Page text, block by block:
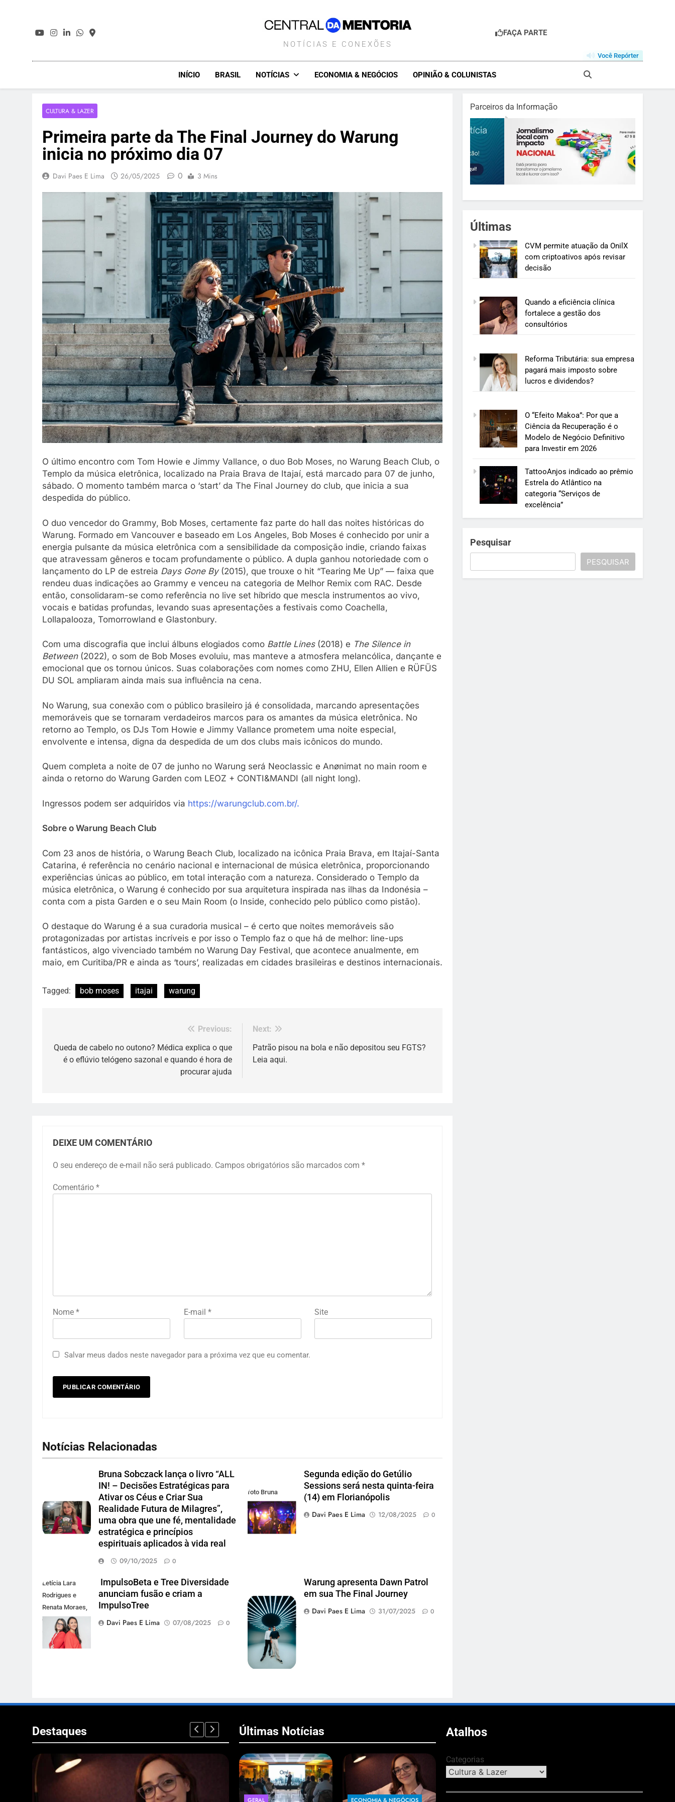
CENTRALDAMENTORIA.COM.BR
NOTÍCIAS E CONEXÕES
FAÇA PARTE
Você Repórter
INÍCIO BRASIL NOTÍCIAS ECONOMIA & NEGÓCIOS OPINIÃO & COLUNISTAS
CULTURA & LAZER
Primeira parte da The Final Journey do Warung
inicia no próximo dia 07
Davi Paes E Lima 26/05/2025 0 3 Mins
O último encontro com Tom Howie e Jimmy Vallance, o duo Bob Moses, no Warung Beach Club, o
Templo da música eletrônica, localizado na Praia Brava de Itajaí, está marcado para 07 de junho,
sábado. O momento também marca o ‘start’ da The Final Journey do club, que inicia a sua
despedida do público.
O duo vencedor do Grammy, Bob Moses, certamente faz parte do hall das noites históricas do
Warung. Formado em Vancouver e baseado em Los Angeles, Bob Moses é conhecido por unir a
energia pulsante da música eletrônica com a sensibilidade da composição indie, criando faixas
que atravessam gêneros e tocam profundamente o público. A dupla ganhou notoriedade com o
lançamento do LP de estreia Days Gone By(2015), que trouxe o hit “Tearing Me Up” — faixa que
rendeu duas indicações ao Grammy e venceu na categoria de Melhor Remix com RAC. Desde
então, consolidaram-se como referência no live set híbrido que mescla instrumentos ao vivo,
vocais e batidas profundas, levando suas apresentações a festivais como Coachella,
Lollapalooza, Tomorrowland e Glastonbury.
Com uma discografia que inclui álbuns elogiados como Battle Lines(2018) e The Silence in
Between(2022), o som de Bob Moses evoluiu, mas manteve a atmosfera melancólica, dançante e
emocional que os tornou únicos. Suas colaborações com nomes como ZHU, Ellen Allien e RÜFÜS
DU SOL ampliaram ainda mais sua influência na cena.
No Warung, sua conexão com o público brasileiro já é consolidada, marcando apresentações
memoráveis que se tornaram verdadeiros marcos para os amantes da música eletrônica. No
retorno ao Templo, os DJs Tom Howie e Jimmy Vallance prometem uma noite especial,
envolvente e intensa, digna da despedida de um dos clubs mais icônicos do mundo.
Quem completa a noite de 07 de junho no Warung será Neoclassic e Anønimat no main room e
ainda o retorno do Warung Garden com LEOZ + CONTI&MANDI (all night long).
Ingressos podem ser adquiridos via https://warungclub.com.br/.
Sobre o Warung Beach Club
Com 23 anos de história, o Warung Beach Club, localizado na icônica Praia Brava, em Itajaí-Santa
Catarina, é referência no cenário nacional e internacional de música eletrônica, proporcionando
experiências únicas ao público, em total interação com a natureza. Considerado o Templo da
música eletrônica, o Warung é conhecido por sua arquitetura inspirada nas ilhas da Indonésia –
conta com a pista Garden e o seu Main Room (o Inside, conhecido pelo público como pistão).
O destaque do Warung é a sua curadoria musical – é certo que noites memoráveis são
protagonizadas por artistas incríveis e por isso o Templo faz o que há de melhor: line-ups
fantásticos, algo vivenciado também no Warung Day Festival, que acontece anualmente, em
maio, em Curitiba/PR e ainda as ‘tours’, realizadas em cidades brasileiras e destinos internacionais.
Tagged: bob moses itajai warung
de
Previous:
Queda de cabelo no outono? Médica explica o que
é o eflúvio telógeno sazonal e quando é hora de
procurar ajuda
Next:
Patrão pisou na bola e não depositou seu FGTS?
Leia aqui.
DEIXE UM COMENTÁRIO
O seu endereço de e-mail não será publicado. Campos obrigatórios são marcados com *
Comentário *
Nome * E-mail * Site
Salvar meus dados neste navegador para a próxima vez que eu comentar.
Notícias Relacionadas
Bruna Sobczack lança o livro “ALL
IN! – Decisões Estratégicas para
Ativar os Céus e Criar Sua
Realidade Futura de Milagres”,
uma obra que une fé, mentalidade
estratégica e princípios
espirituais aplicados à vida real
09/10/2025 0
foto Bruna
Silveira
Segunda edição do Getúlio
Sessions será nesta quinta-feira
(14) em Florianópolis
Davi Paes E Lima
12/08/2025 0
Letícia Lara
Rodrigues e
Renata Moraes,
da ImpulsoTree
(Foto
Divulgação)
ImpulsoBeta e Tree Diversidade
anunciam fusão e criam a
ImpulsoTree
Davi Paes E Lima
07/08/2025 0
Maz e antdot
(Foto
@euandrequeiroz)
Warung apresenta Dawn Patrol
em sua The Final Journey
Davi Paes E Lima
31/07/2025 0
Parceiros da Informação
Últimas
CVM permite atuação da OnilX
com criptoativos após revisar
decisão
Quando a eficiência clínica
fortalece a gestão dos
consultórios
Reforma Tributária: sua empresa
pagará mais imposto sobre
lucros e dividendos?
O “Efeito Makoa”: Por que a
Ciência da Recuperação é o
Modelo de Negócio Definitivo
para Investir em 2026
TattooAnjos indicado ao prêmio
Estrela do Atlântico na
categoria “Serviços de
excelência”
Pesquisar
PESQUISAR
Destaques Últimas Notícias
GERAL ECONOMIA & NEGÓCIOS
Atalhos
Categorias